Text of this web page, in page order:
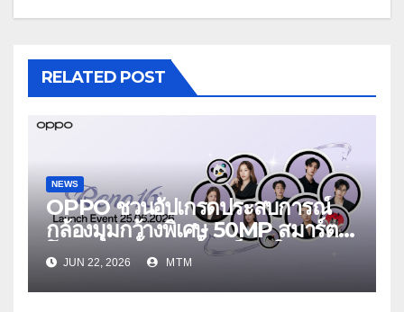
RELATED POST
NEWS
OPPO ชวนอัปเกรดประสบการณ์
กล้องมุมกว้างพิเศษ 50MP สมาร์ต
โฟนเพื่อนซี้ เทรนดี้ทุกช็อต ใน
งาน OPPO Reno16 Series 5G
Launch Event 25 มิถุนายนนี้
JUN 22, 2026 MTM